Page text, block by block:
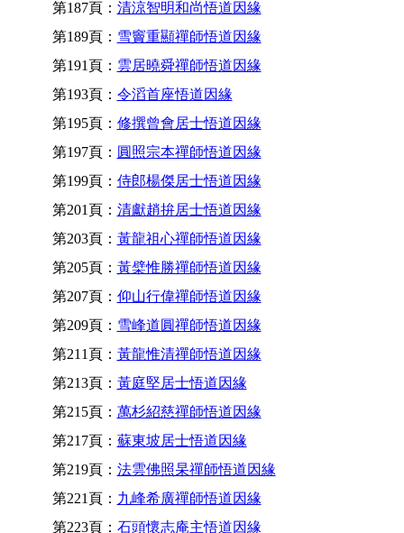
第187頁： 清涼智明和尚悟道因緣
第189頁： 雪竇重顯禪師悟道因緣
第191頁： 雲居曉舜禪師悟道因緣
第193頁： 令滔首座悟道因緣
第195頁： 修撰曾會居士悟道因緣
第197頁： 圓照宗本禪師悟道因緣
第199頁： 侍郎楊傑居士悟道因緣
第201頁： 清獻趙拚居士悟道因緣
第203頁： 黃龍祖心禪師悟道因緣
第205頁： 黃檗惟勝禪師悟道因緣
第207頁： 仰山行偉禪師悟道因緣
第209頁： 雪峰道圓禪師悟道因緣
第211頁： 黃龍惟清禪師悟道因緣
第213頁： 黃庭堅居士悟道因緣
第215頁： 萬杉紹慈禪師悟道因緣
第217頁： 蘇東坡居士悟道因緣
第219頁： 法雲佛照杲禪師悟道因緣
第221頁： 九峰希廣禪師悟道因緣
第223頁： 石頭懷志庵主悟道因緣